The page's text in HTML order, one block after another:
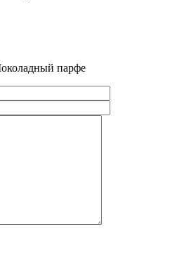
парфе